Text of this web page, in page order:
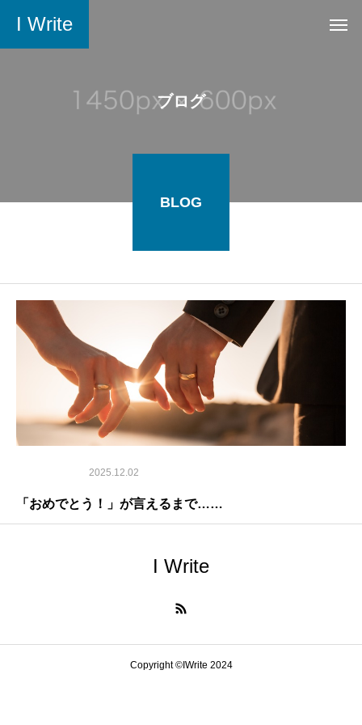
I Write
ブログ
BLOG
2025.12.02
「おめでとう！」が言えるまで……
I Write
Copyright ©IWrite 2024